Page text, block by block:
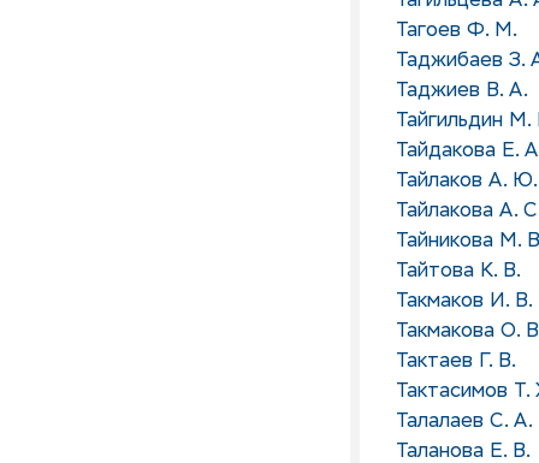
Тагоев Ф. М.
Таджибаев З.
Таджиев В. А.
Тайгильдин М.
Тайдакова Е.
Тайлаков А. Ю.
Тайлакова А.
Тайникова М.
Тайтова К. В.
Такмаков И. В.
Такмакова О.
Тактаев Г. В.
Тактасимов Т.
Талалаев С. А.
Таланова Е. В.